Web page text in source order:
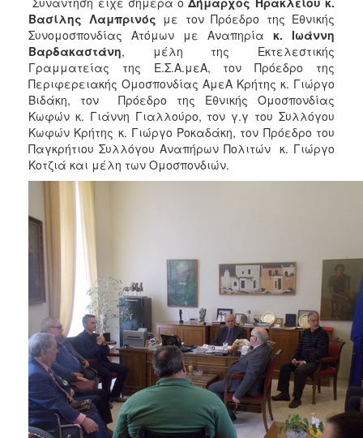
2012
2011
2010
2006
ΔΗΜΟΤΗΣ
ΕΠΙΣΚΕΠΤΗΣ
ΗΡΑΚΛΕΙΟ
Βασίλης Λαμπρινός με τον Πρόεδρο της Εθνικής
Συνομοσπονδίας Ατόμων με Αναπηρία κ. Ιωάννη
Βαρδακαστάνη, μέλη της Εκτελεστικής
Γραμματείας της Ε.Σ.Α.μεΑ, τον Πρόεδρο της
Περιφερειακής Ομοσπονδίας ΑμεΑ Κρήτης κ. Γιώργο
Βιδάκη, τον Πρόεδρο της Εθνικής Ομοσπονδίας
Κωφών κ. Γιάννη Γιαλλούρο, τον γ.γ του Συλλόγου
Κωφών Κρήτης κ. Γιώργο Ροκαδάκη, τον Πρόεδρο του
Παγκρήτιου Συλλόγου Αναπήρων Πολιτών κ. Γιώργο
Κοτζιά και μέλη των Ομοσπονδιών.